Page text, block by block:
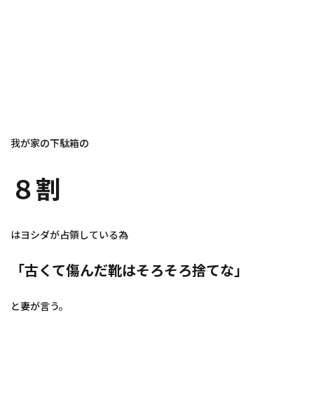
我が家の下駄箱の
８割
はヨシダが占領している為
「古くて傷んだ靴はそろそろ捨てな」
と妻が言う。